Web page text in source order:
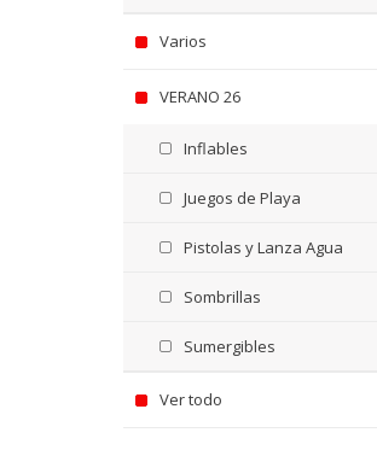
Varios
VERANO 26
Inflables
Juegos de Playa
Pistolas y Lanza Agua
Sombrillas
Sumergibles
Ver todo